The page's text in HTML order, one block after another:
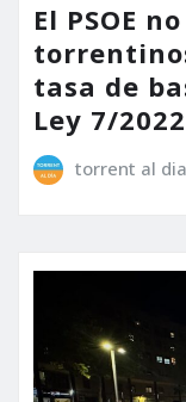
El PSOE
tasa de
Ley 7/
torrent al dia